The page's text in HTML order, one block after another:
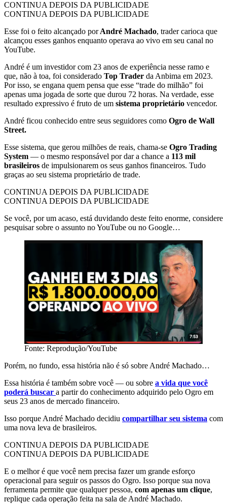
CONTINUA DEPOIS DA PUBLICIDADE
CONTINUA DEPOIS DA PUBLICIDADE
Esse foi o feito alcançado porAndré Machado, trader carioca que
alcançou esses ganhos enquanto operava ao vivo em seu canal no
YouTube.
André é um investidor com 23 anos de experiência nesse ramo e
que, não à toa, foi considerado Top Trader da Anbima em 2023.
Por isso, se engana quem pensa que esse “trade do milhão” foi
apenas uma jogada de sorte que durou 72 horas. Na verdade, esse
resultado expressivo é fruto de um sistema proprietário vencedor.
André ficou conhecido entre seus seguidores como Ogro de Wall
Street.
Esse sistema, que gerou milhões de reais, chama-se Ogro Trading
System — o mesmo responsável por dar a chance a 113 mil
brasileiros de impulsionarem os seus ganhos financeiros. Tudo
graças ao seu sistema proprietário de trade.
CONTINUA DEPOIS DA PUBLICIDADE
CONTINUA DEPOIS DA PUBLICIDADE
Se você, por um acaso, está duvidando deste feito enorme, considere
pesquisar sobre o assunto no YouTube ou no Google…
Fonte: Reprodução/YouTube
Porém, no fundo, essa história não é só sobre André Machado…
Essa história é também sobre você — ou sobre a vida que você
poderá buscar a partir do conhecimento adquirido pelo Ogro em
seus 23 anos de mercado financeiro.
Isso porque André Machado decidiu compartilhar seu sistema com
uma nova leva de brasileiros.
CONTINUA DEPOIS DA PUBLICIDADE
CONTINUA DEPOIS DA PUBLICIDADE
E o melhor é que você nem precisa fazer um grande esforço
operacional para seguir os passos do Ogro. Isso porque sua nova
ferramenta permite que qualquer pessoa, com apenas um clique,
replique cada operação feita na sala de André Machado.